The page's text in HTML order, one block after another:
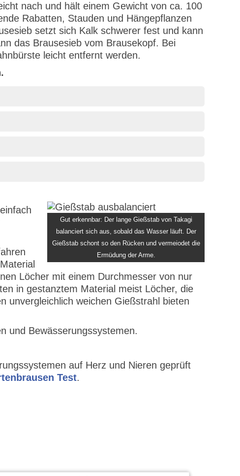
nach und hält einem Gewicht von ca. 100
Rabatten, Stauden und Hängepflanzen
setzt sich Kalk schwerer fest und kann
das Brausesieb vom Brausekopf. Bei
leicht entfernt werden.
Gut erkennbar: Der lange Gießstab von Takagi
balanciert sich aus, sobald das Wasser läuft. Der
Gießstab schont so den Rücken und vermeiodet die
Ermüdung der Arme.
Löcher mit einem Durchmesser von nur
in gestanztem Material meist Löcher, die
unvergleichlich weichen Gießstrahl bieten
und Bewässerungssystemen.
auf Herz und Nieren geprüft
Test.